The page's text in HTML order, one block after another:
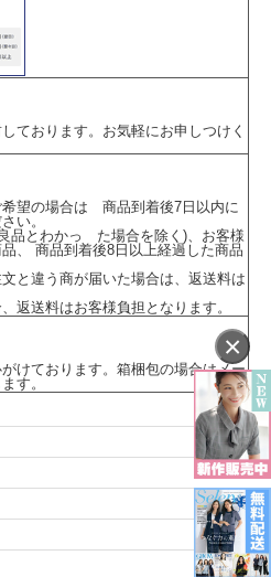
絡
トムス)も別寸として掲載しております
ので在庫についてはご注文後に確認となり
×
ております。お気軽にお申しつけく
望の場合は 商品到着後7日以内に
い。
品とわかっ た場合を除く)、お客様
、 商品到着後8日以上経過した商品
と違う商が届いた場合は、返送料は
返送料はお客様負担となります。
けております。箱梱包の場合はメー
す。